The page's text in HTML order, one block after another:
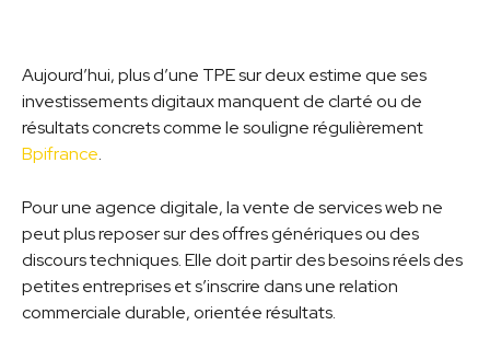
Aujourd’hui, plus d’une TPE sur deux estime que ses
investissements digitaux manquent de clarté ou de
résultats concrets comme le souligne régulièrement
Bpifrance.
Pour une agence digitale, la vente de services web ne
peut plus reposer sur des offres génériques ou des
discours techniques. Elle doit partir des besoins réels des
petites entreprises et s’inscrire dans une relation
commerciale durable, orientée résultats.